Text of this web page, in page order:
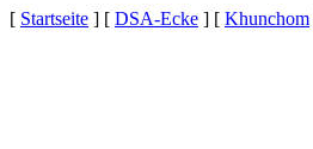
[ Startseite ] [ DSA-Ecke ] [ Khunchom